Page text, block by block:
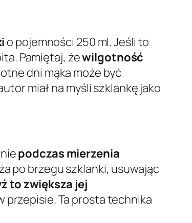
o pojemności 250 ml. Jeśli to
Pamiętaj, żewilgotność
dni mąka może być
miał na myśli szklankę jako
podczas mierzenia
po brzegu szklanki, usuwając
to zwiększa jej
przepisie. Ta prosta technika